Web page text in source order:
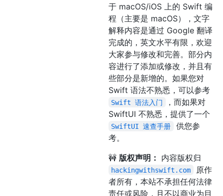
于 macOS/iOS 上的 Swift 编
程（主要是 macOS），文字
解释内容是通过 Google 翻译
完成的，英文水平有限，欢迎
大家参与修改和完善。部分内
容进行了添加或修改，并且有
些部分是新增的。如果您对
Swift 语法不熟悉，可以参考
Swift 语法入门
，而如果对
SwiftUI 不熟悉，提供了一个
SwiftUI 速查手册
供您参
考。
🚧 版权声明： 内容版权归
hackingwithswift.com
原作
者所有，本站不承担任何法律
责任或风险，且不以商业为目